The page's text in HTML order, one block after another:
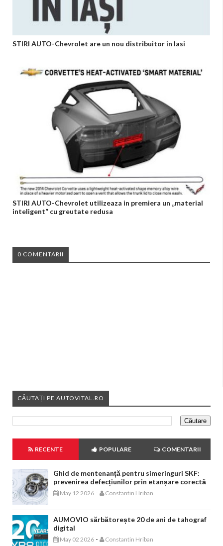
STIRI AUTO-Chevrolet are un nou distribuitor in Iasi
STIRI AUTO-Chevrolet utilizeaza in premiera un „material
inteligent” cu greutate redusa
0 COMENTARII
CĂUTAȚI PE AUTOVITAL.RO
RECENTE POPULARE COMENTARII
Ghid de mentenanță pentru simeringuri SKF:
prevenirea defecțiunilor prin etanșare corectă
May 12 2026 - Constantin Hriban
AUMOVIO sărbătorește 20 de ani de tahograf
digital
May 02 2026 - Constantin Hriban